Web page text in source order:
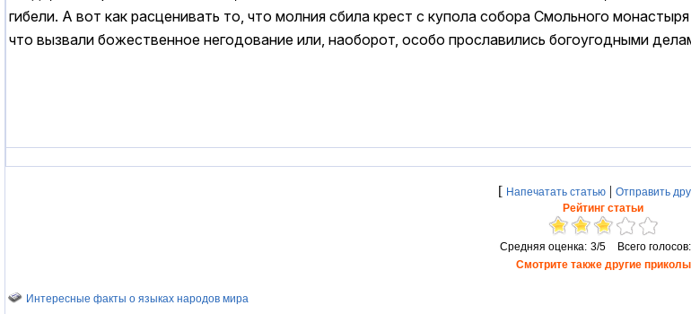
гибели. А вот как расценивать то, что молния сбила крест с купола собора Смольного
что вызвали божественное негодование или, наоборот, особо прославились богоугодными
[ Напечатать статью | Отправить
Рейтинг статьи
Средняя оценка: 3/5 Всего голосов:
Смотрите также другие приколы
Интересные факты о языках народов мира